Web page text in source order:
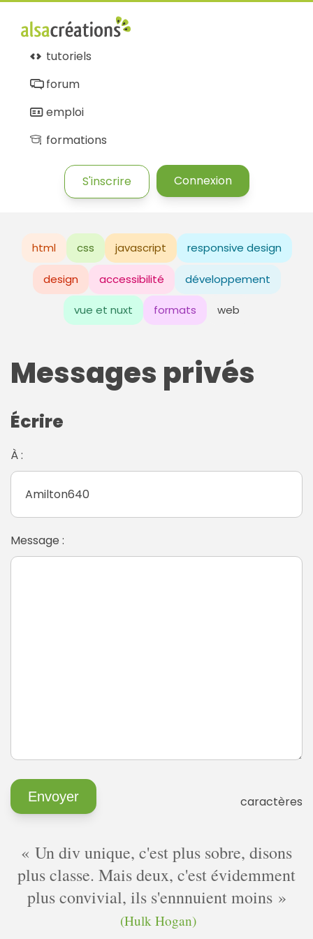
tutoriels
forum
emploi
formations
S'inscrire Connexion
html css javascript responsive design
design accessibilité développement
vue et nuxt formats web
Messages privés
Écrire
À :
Message :
caractères
Un div unique, c'est plus sobre, disons
plus classe. Mais deux, c'est évidemment
plus convivial, ils s'ennnuient moins
(Hulk Hogan)